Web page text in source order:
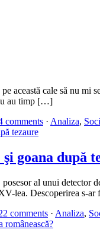
această cale să nu
au timp […]
comments · Analiza,
goana după
al unui detector
lea. Descoperirea s-
comments · Analiza,